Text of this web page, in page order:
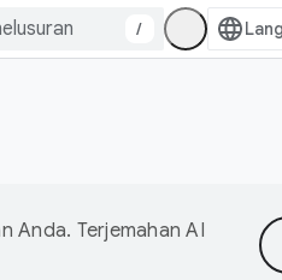
/
Anda. Terjemahan AI